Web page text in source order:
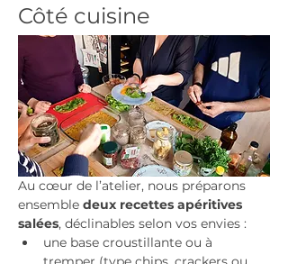
Côté cuisine
Au cœur de l’atelier, nous préparons
ensemble deux recettes apéritives
salées, déclinables selon vos envies :
une base croustillante ou à